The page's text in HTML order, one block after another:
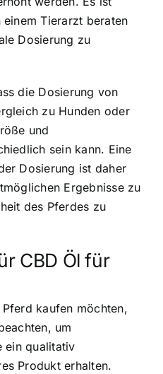
Tierarzt beraten
Dosierung zu
die Dosierung von
zu Hunden oder
und
sein kann. Eine
Dosierung ist daher
Ergebnisse zu
des Pferdes zu
CBD Öl für
kaufen möchten,
um
ein qualitativ
Produkt erhalten.